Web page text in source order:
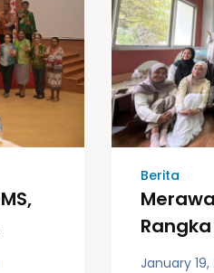
Berita
Rangka
January 19,